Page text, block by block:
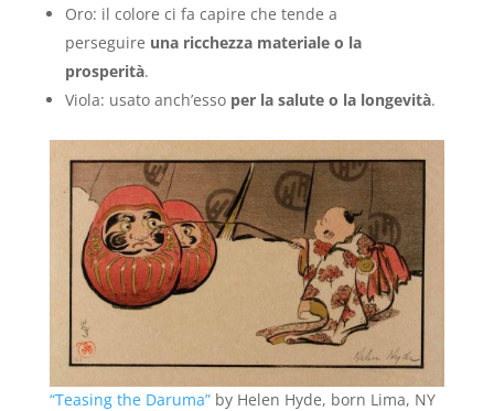
Oro: il colore ci fa capire che tende a
perseguire una ricchezza materiale o la
prosperità.
Viola: usato anch’esso per la salute o la longevità.
“Teasing the Daruma”by Helen Hyde, born Lima, NY